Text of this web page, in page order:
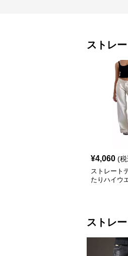
ストレ
¥4,060 (
ストレート
たりハイウ
ストレ